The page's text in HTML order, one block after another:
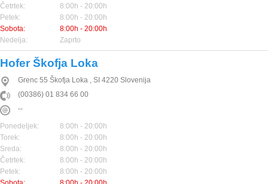
Četrtek:
8:00h - 20:00h
Petek:
8:00h - 20:00h
Sobota:
8:00h - 20:00h
Nedelja:
Zaprto
Hofer Škofja Loka
Grenc 55 Škofja Loka , SI 4220 Slovenija
(00386) 01 834 66 00
--
Ponedeljek:
8:00h - 20:00h
Torek:
8:00h - 20:00h
Sreda:
8:00h - 20:00h
Četrtek:
8:00h - 20:00h
Petek:
8:00h - 20:00h